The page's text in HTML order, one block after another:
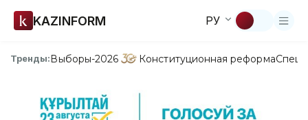
KAZINFORM РУ
Тренды:Выборы-2026 Конституционная реформа